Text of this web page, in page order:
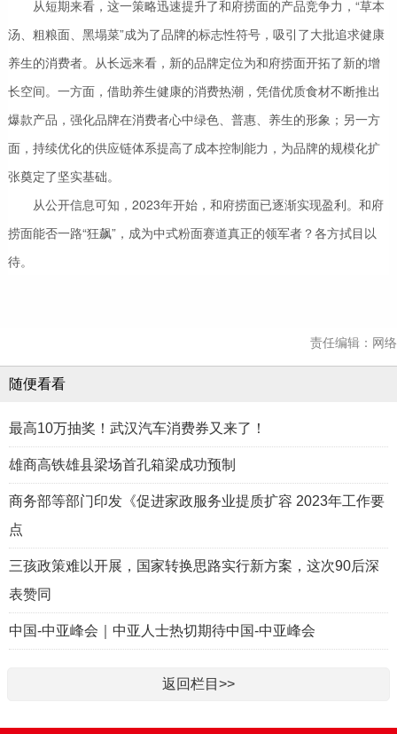
从短期来看，这一策略迅速提升了和府捞面的产品竞争力，“草本
汤、粗粮面、黑塌菜”成为了品牌的标志性符号，吸引了大批追求健康
养生的消费者。从长远来看，新的品牌定位为和府捞面开拓了新的增
长空间。一方面，借助养生健康的消费热潮，凭借优质食材不断推出
爆款产品，强化品牌在消费者心中绿色、普惠、养生的形象；另一方
面，持续优化的供应链体系提高了成本控制能力，为品牌的规模化扩
张奠定了坚实基础。
从公开信息可知，2023年开始，和府捞面已逐渐实现盈利。和府
捞面能否一路“狂飙”，成为中式粉面赛道真正的领军者？各方拭目以
待。
责任编辑：网络
随便看看
最高10万抽奖！武汉汽车消费券又来了！
雄商高铁雄县梁场首孔箱梁成功预制
商务部等部门印发《促进家政服务业提质扩容 2023年工作要
点
三孩政策难以开展，国家转换思路实行新方案，这次90后深
表赞同
中国-中亚峰会｜中亚人士热切期待中国-中亚峰会
返回栏目>>